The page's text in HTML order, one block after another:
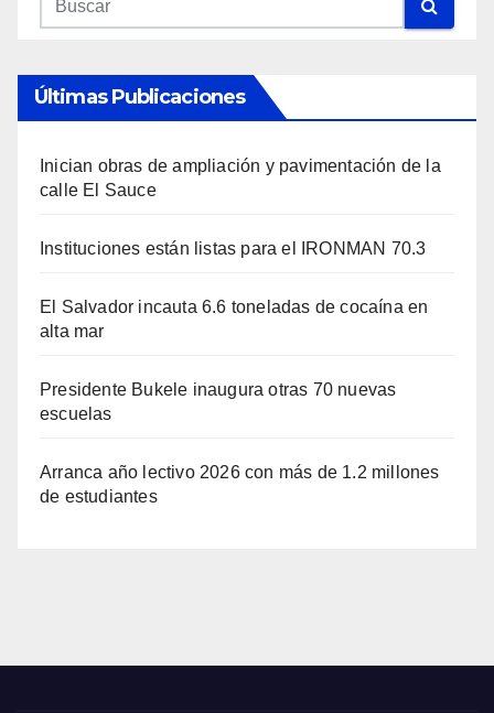
Últimas Publicaciones
Inician obras de ampliación y pavimentación de la
calle El Sauce
Instituciones están listas para el IRONMAN 70.3
El Salvador incauta 6.6 toneladas de cocaína en
alta mar
Presidente Bukele inaugura otras 70 nuevas
escuelas
Arranca año lectivo 2026 con más de 1.2 millones
de estudiantes